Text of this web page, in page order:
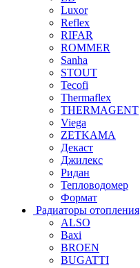
Luxor
Reflex
RIFAR
ROMMER
Sanha
STOUT
Tecofi
Thermaflex
THERMAGENT
Viega
ZETKAMA
Декаст
Джилекс
Ридан
Тепловодомер
Формат
Радиаторы отопления
ALSO
Baxi
BROEN
BUGATTI